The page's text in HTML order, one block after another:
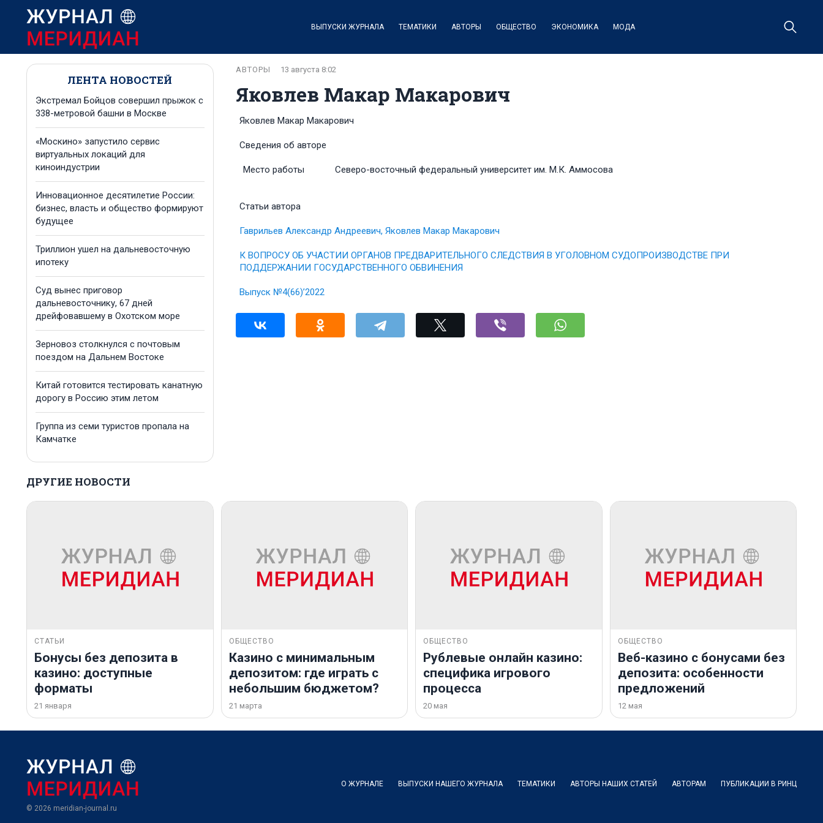
ВЫПУСКИ ЖУРНАЛА ТЕМАТИКИ АВТОРЫ ОБЩЕСТВО ЭКОНОМИКА МОДА
ЛЕНТА НОВОСТЕЙ
Экстремал Бойцов совершил прыжок с
338-метровой башни в Москве
«Москино» запустило сервис
виртуальных локаций для
киноиндустрии
Инновационное десятилетие России:
бизнес, власть и общество формируют
будущее
Триллион ушел на дальневосточную
ипотеку
Суд вынес приговор
дальневосточнику, 67 дней
дрейфовавшему в Охотском море
Зерновоз столкнулся с почтовым
поездом на Дальнем Востоке
Китай готовится тестировать канатную
дорогу в Россию этим летом
Группа из семи туристов пропала на
Камчатке
Яковлев Макар Макарович
АВТОРЫ 13 августа 8:02
Яковлев Макар Макарович
Сведения об авторе
Место работы Северо-восточный федеральный университет им. М.К. Аммосова
Статьи автора
Гаврильев Александр Андреевич, Яковлев Макар Макарович
К ВОПРОСУ ОБ УЧАСТИИ ОРГАНОВ ПРЕДВАРИТЕЛЬНОГО СЛЕДСТВИЯ В УГОЛОВНОМ СУДОПРОИЗВОДСТВЕ ПРИ
ПОДДЕРЖАНИИ ГОСУДАРСТВЕННОГО ОБВИНЕНИЯ
Выпуск №4(66)’2022
ДРУГИЕ НОВОСТИ
СТАТЬИ
Бонусы без депозита в
казино: доступные
форматы
21 января
ОБЩЕСТВО
Казино с минимальным
депозитом: где играть с
небольшим бюджетом?
21 марта
ОБЩЕСТВО
Рублевые онлайн казино:
специфика игрового
процесса
20 мая
ОБЩЕСТВО
Веб-казино с бонусами без
депозита: особенности
предложений
12 мая
© 2026 meridian-journal.ru
О ЖУРНАЛЕ ВЫПУСКИ НАШЕГО ЖУРНАЛА ТЕМАТИКИ АВТОРЫ НАШИХ СТАТЕЙ АВТОРАМ ПУБЛИКАЦИИ В РИНЦ